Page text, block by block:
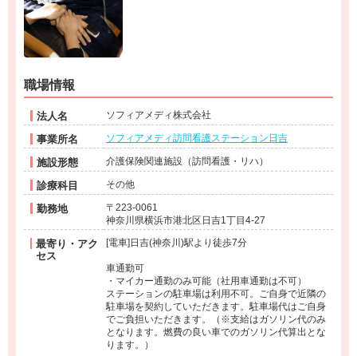
職場情報
法人名 ソフィアメディ株式会社
事業所名 ソフィアメディ訪問看護ステーション日吉
施設形態 介護保険関連施設（訪問看護・リハ）
診療科目 その他
勤務地
〒223-0061
神奈川県横浜市港北区日吉1丁目4-27
最寄り・アク
セス
[電車]日吉(神奈川)駅より徒歩7分
車通勤可
・マイカー通勤のみ可能（社用車通勤は不可）
ステーションの駐車場は利用不可。ご自身で近隣の
駐車場を契約していただきます。駐車場代はご自身
でご負担いただきます。（※支給はガソリン代のみ
となります。燃費の良い車でのガソリン代算出とな
ります。）